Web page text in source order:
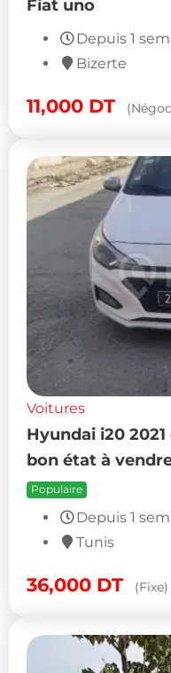
Fiat uno
Depuis 1
Bizerte
11,000 DT
Voitures
Hyundai i20
bon état à
Populaire
Depuis 1
Tunis
36,000 DT (Fixe)